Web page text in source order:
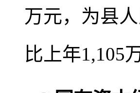
万元，为县
比上年1,105